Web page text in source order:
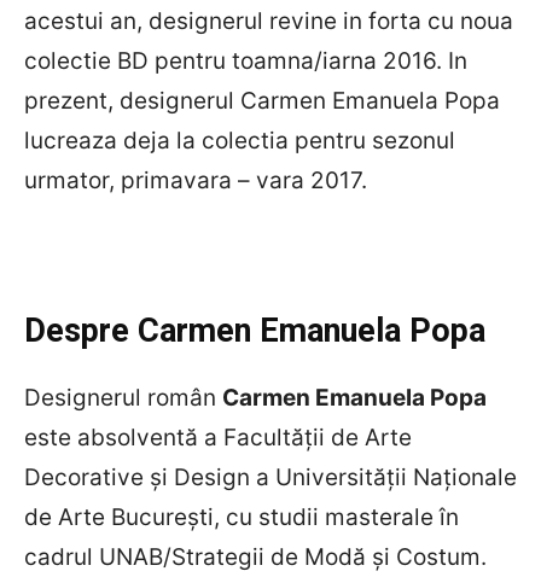
acestui an, designerul revine in forta cu noua
colectie BD pentru toamna/iarna 2016. In
prezent, designerul Carmen Emanuela Popa
lucreaza deja la colectia pentru sezonul
urmator, primavara – vara 2017.
Despre Carmen Emanuela Popa
Designerul român Carmen Emanuela Popa
este absolventă a Facultății de Arte
Decorative și Design a Universității Naționale
de Arte București, cu studii masterale în
cadrul UNAB/Strategii de Modă și Costum.